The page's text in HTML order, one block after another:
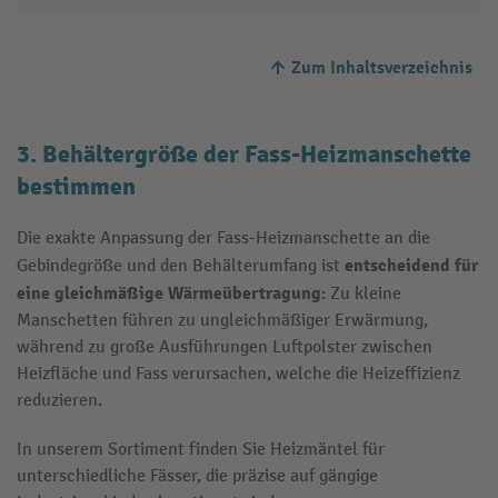
Zum Inhaltsverzeichnis
3. Behältergröße der Fass-Heizmanschette
bestimmen
Die exakte Anpassung der Fass-Heizmanschette an die
Gebindegröße und den Behälterumfang ist entscheidend für
eine gleichmäßige Wärmeübertragung: Zu kleine
Manschetten führen zu ungleichmäßiger Erwärmung,
während zu große Ausführungen Luftpolster zwischen
Heizfläche und Fass verursachen, welche die Heizeffizienz
reduzieren.
In unserem Sortiment finden Sie Heizmäntel für
unterschiedliche Fässer, die präzise auf gängige